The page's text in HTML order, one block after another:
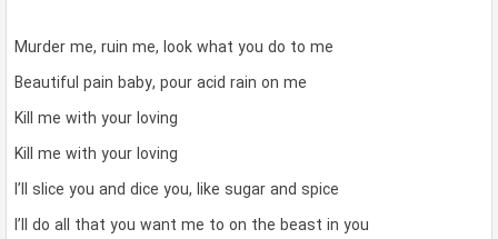
Murder me, ruin me, look what you do to me
Beautiful pain baby, pour acid rain on me
Kill me with your loving
Kill me with your loving
I’ll slice you and dice you, like sugar and spice
I’ll do all that you want me to on the beast in you